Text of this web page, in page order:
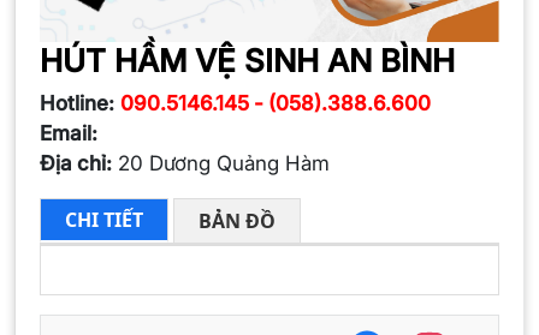
HÚT HẦM VỆ SINH AN BÌNH
Hotline: 090.5146.145 - (058).388.6.600
Email:
Địa chỉ: 20 Dương Quảng Hàm
CHI TIẾT BẢN ĐỒ